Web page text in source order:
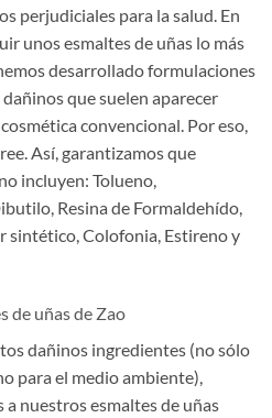
perjudiciales para la salud. En
unos esmaltes de uñas lo más
desarrollado formulaciones
que suelen aparecer
convencional. Por eso,
Así, garantizamos que
incluyen: Tolueno,
Resina de Formaldehído,
sintético, Colofonia, Estireno y
de uñas de Zao
dañinos ingredientes (no sólo
para el medio ambiente),
a nuestros esmaltes de uñas